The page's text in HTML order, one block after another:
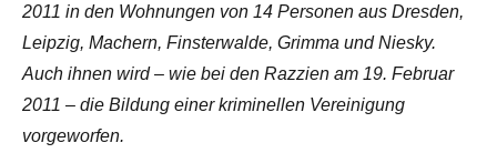
2011 in den Wohnungen von 14 Personen aus Dresden,
Leipzig, Machern, Finsterwalde, Grimma und Niesky.
Auch ihnen wird – wie bei den Razzien am 19. Februar
2011 – die Bildung einer kriminellen Vereinigung
vorgeworfen.